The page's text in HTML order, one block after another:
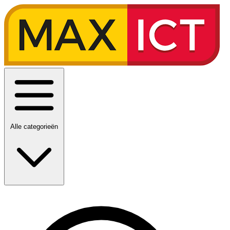
Alle categorieën